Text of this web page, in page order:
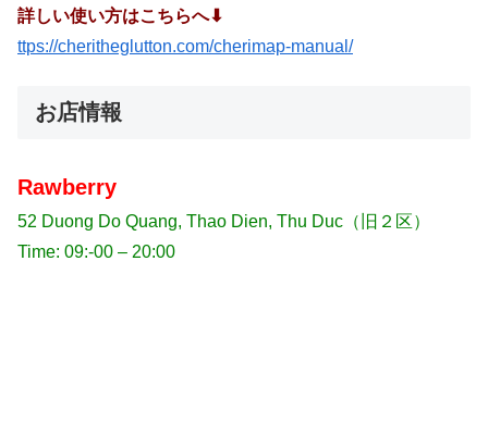
詳しい使い方はこちらへ⬇︎
ttps://cheritheglutton.com/cherimap-manual/
お店情報
Rawberry
52 Duong Do Quang, Thao Dien, Thu Duc（旧２区）
Time: 09:-00 – 20:00